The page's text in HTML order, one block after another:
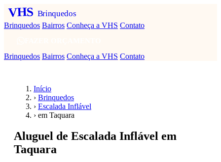
VHS Brinquedos
Brinquedos Bairros Conheça a VHS Contato
Brinquedos Bairros Conheça a VHS Contato
Início
› Brinquedos
› Escalada Inflável
› em Taquara
Aluguel de Escalada Inflável em
Taquara